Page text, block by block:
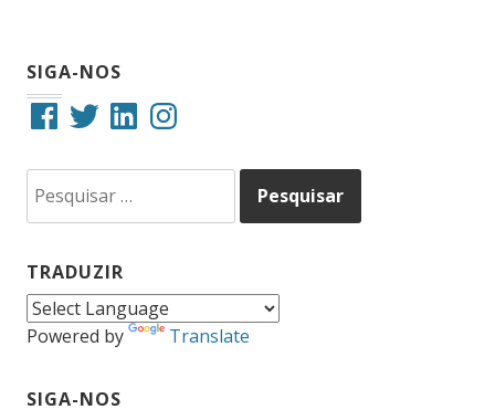
SIGA-NOS
FacebookTwitterLinkedInInstagram
por:
TRADUZIR
Powered by Translate
SIGA-NOS